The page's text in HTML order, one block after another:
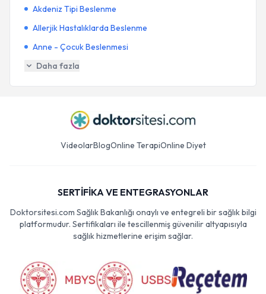
Akdeniz Tipi Beslenme
Allerjik Hastalıklarda Beslenme
Anne - Çocuk Beslenmesi
Daha fazla
VideolarBlogOnline TerapiOnline Diyet
SERTİFİKA VE ENTEGRASYONLAR
Doktorsitesi.com Sağlık Bakanlığı onaylı ve entegreli bir sağlık bilgi
platformudur. Sertifikaları ile tescillenmiş güvenilir altyapısıyla
sağlık hizmetlerine erişim sağlar.